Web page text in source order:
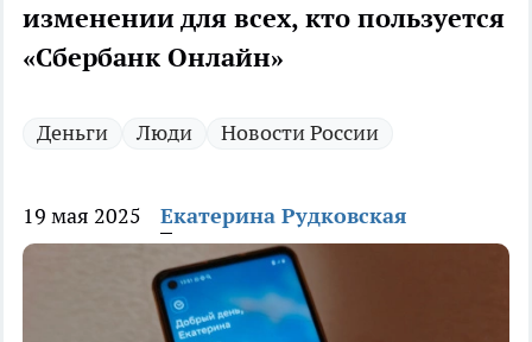
изменении для всех, кто пользуется
«Сбербанк Онлайн»
Деньги Люди Новости России
19 мая 2025 Екатерина Рудковская